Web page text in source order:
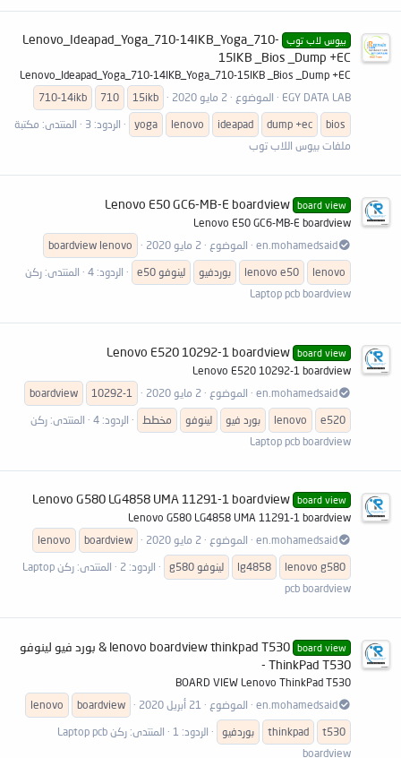
بيوس لاب توب
Lenovo_Ideapad_Yoga_710-14IKB_Yoga_710-
15IKB _Bios _Dump +EC
Lenovo_Ideapad_Yoga_710-14IKB_Yoga_710-15IKB _Bios _Dump +EC
EGY DATA LAB
الموضوع 2 مايو 2020 15ikb
710
710-14ikb
bios
dump +ec
ideapad
lenovo
yoga الردود: 3 المنتدى: مكتبة
ملفات بيوس اللاب توب
board view
Lenovo E50 GC6-MB-E boardview
Lenovo E50 GC6-MB-E boardview
en.mohamedsaid
الموضوع 2 مايو 2020 boardview lenovo
lenovo
lenovo e50 بوردفيو لينوفو e50 الردود: 4 المنتدى: ركن
Laptop pcb boardview
board view
Lenovo E520 10292-1 boardview
Lenovo E520 10292-1 boardview
en.mohamedsaid
الموضوع 2 مايو 2020 10292-1
boardview
e520
lenovo بورد فيو لينوفو مخطط الردود: 4 المنتدى: ركن
Laptop pcb boardview
board view
Lenovo G580 LG4858 UMA 11291-1 boardview
Lenovo G580 LG4858 UMA 11291-1 boardview
en.mohamedsaid
الموضوع 2 مايو 2020 boardview
lenovo
lenovo g580
lg4858 لينوفو g580 الردود: 2 المنتدى:
ركن Laptop
pcb boardview
board view
lenovo boardview thinkpad T530 & بورد فيو لينوفو
ThinkPad T530 -
BOARD VIEW Lenovo ThinkPad T530
en.mohamedsaid
الموضوع 21 أبريل 2020 boardview
lenovo
t530
thinkpad بوردفيو الردود: 1 المنتدى:
ركن Laptop pcb
boardview